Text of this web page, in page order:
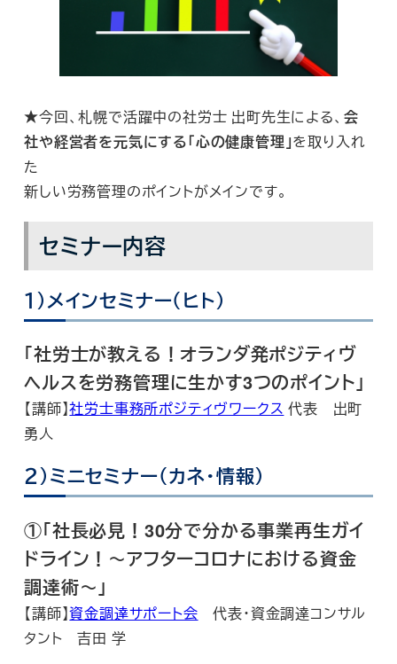
★今回、札幌で活躍中の社労士 出町先生による、 会
社や経営者を元気にする「心の健康管理」を取り入れ
た
新しい労務管理のポイントがメインです。
セミナー内容
１）メインセミナー（ヒト）
「社労士が教える！オランダ発ポジティヴ
ヘルスを労務管理に生かす3つのポイント」
【講師】社労士事務所ポジティヴワークス 代表 出町
勇人
２）ミニセミナー（カネ・情報）
①「社長必見！30分で分かる事業再生ガイ
ドライン！～アフターコロナにおける資金
調達術～」
【講師】資金調達サポート会 代表・資金調達コンサル
タント 吉田 学